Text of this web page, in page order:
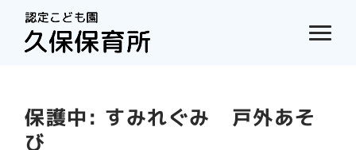
保護中: すみれぐみ 戸外あそ
び